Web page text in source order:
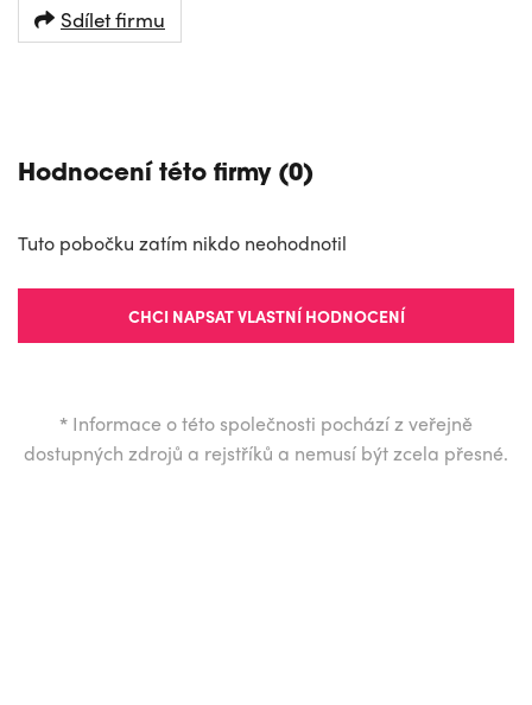
Sdílet firmu
Hodnocení této firmy (0)
Tuto pobočku zatím nikdo neohodnotil
CHCI NAPSAT VLASTNÍ HODNOCENÍ
* Informace o této společnosti pochází z veřejně
dostupných zdrojů a rejstříků a nemusí být zcela přesné.